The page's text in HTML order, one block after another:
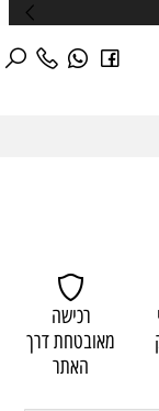
רכישה
מאובטחת דרך
האתר